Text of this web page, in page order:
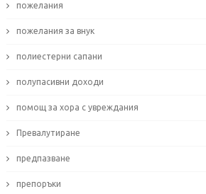
пожелания
пожелания за внук
полиестерни сапани
полупасивни доходи
помощ за хора с увреждания
Превалутиране
предпазване
препоръки